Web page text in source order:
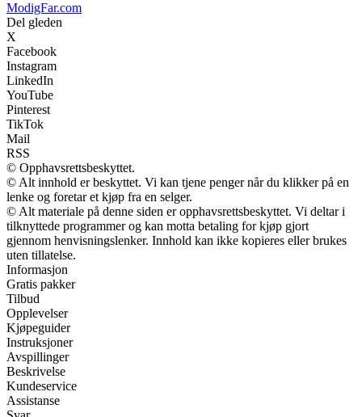
ModigFar.com
Del gleden
X
Facebook
Instagram
LinkedIn
YouTube
Pinterest
TikTok
Mail
RSS
© Opphavsrettsbeskyttet.
© Alt innhold er beskyttet. Vi kan tjene penger når du klikker på en
lenke og foretar et kjøp fra en selger.
© Alt materiale på denne siden er opphavsrettsbeskyttet. Vi deltar i
tilknyttede programmer og kan motta betaling for kjøp gjort
gjennom henvisningslenker. Innhold kan ikke kopieres eller brukes
uten tillatelse.
Informasjon
Gratis pakker
Tilbud
Opplevelser
Kjøpeguider
Instruksjoner
Avspillinger
Beskrivelse
Kundeservice
Assistanse